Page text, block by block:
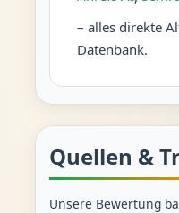
– alles direkte
Datenbank.
Quellen &
Unsere Bewertung